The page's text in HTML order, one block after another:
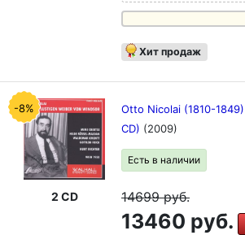
Хит продаж
-8%
2 CD
Otto Nicolai (1810-
CD) (2009)
Есть в наличии
14699руб.
13460 руб.